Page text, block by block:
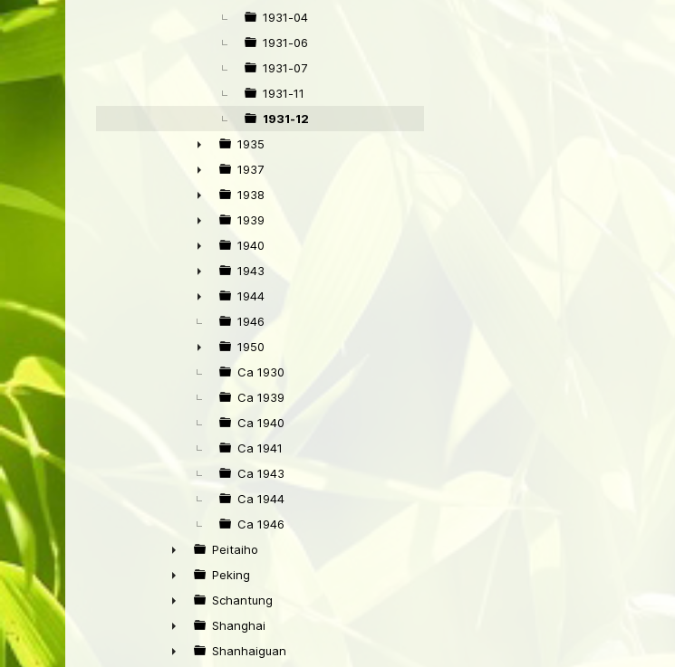
1931-04
1931-06
1931-07
1931-11
1931-12
►
1935
►
1937
►
1938
►
1939
►
1940
►
1943
►
1944
1946
►
1950
Ca 1930
Ca 1939
Ca 1940
Ca 1941
Ca 1943
Ca 1944
Ca 1946
►
Peitaiho
►
Peking
►
Schantung
►
Shanghai
Shanhaiguan